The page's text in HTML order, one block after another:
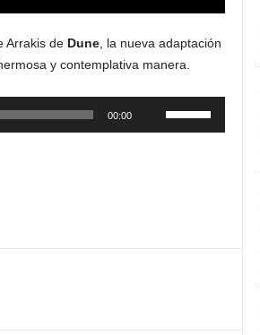
Arrakis de Dune, la nueva adaptación
y contemplativa manera.
00:00